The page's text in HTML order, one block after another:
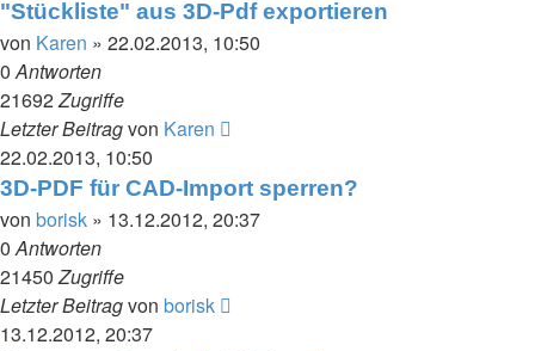
"Stückliste" aus 3D-Pdf exportieren
von Karen » 22.02.2013, 10:50
0Antworten
21692Zugriffe
Letzter Beitragvon Karen
22.02.2013, 10:50
3D-PDF für CAD-Import sperren?
von borisk » 13.12.2012, 20:37
0Antworten
21450Zugriffe
Letzter Beitragvon borisk
13.12.2012, 20:37